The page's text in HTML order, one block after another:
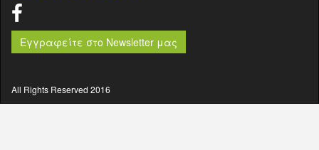
Εγγραφείτε στο Newsletter μας
All Rights Reserved 2016